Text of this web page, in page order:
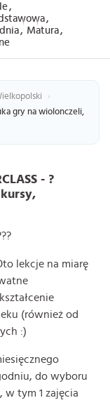
Matura
›
gry na wiolonczeli,
- ?
lekcje na miarę
(również od
:)
do wyboru
w tym 1 zajęcia